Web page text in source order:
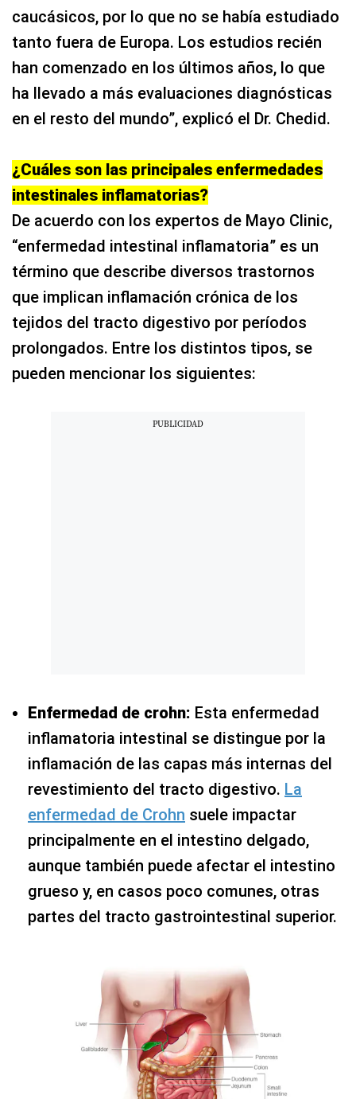
caucásicos, por lo que no se había estudiado
tanto fuera de Europa. Los estudios recién
han comenzado en los últimos años, lo que
ha llevado a más evaluaciones diagnósticas
en el resto del mundo”, explicó el Dr. Chedid.
¿Cuáles son las principales enfermedades
intestinales inflamatorias?
De acuerdo con los expertos de Mayo Clinic,
“enfermedad intestinal inflamatoria” es un
término que describe diversos trastornos
que implican inflamación crónica de los
tejidos del tracto digestivo por períodos
prolongados. Entre los distintos tipos, se
pueden mencionar los siguientes:
Enfermedad de crohn: Esta enfermedad
inflamatoria intestinal se distingue por la
inflamación de las capas más internas del
revestimiento del tracto digestivo. La
enfermedad de Crohn suele impactar
principalmente en el intestino delgado,
aunque también puede afectar el intestino
grueso y, en casos poco comunes, otras
partes del tracto gastrointestinal superior.